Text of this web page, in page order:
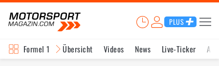
PLUS
Formel 1 Übersicht Videos News Live-Ticker